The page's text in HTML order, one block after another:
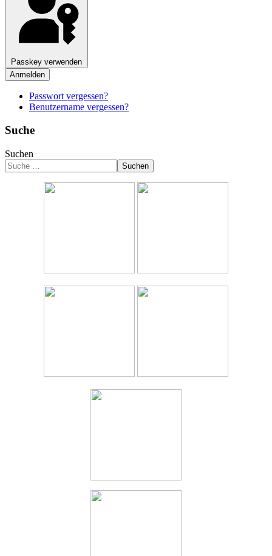
Passkey verwenden
Anmelden
Passwort vergessen?
Benutzername vergessen?
Suche
Suchen
Suchen